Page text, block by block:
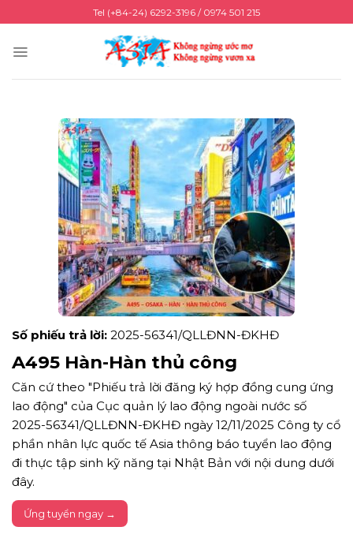
đến
nội
Tel (+84-24) 6292-3196 / 0974 501 215
Số phiếu trả lời: 2025-56341/QLLĐNN-ĐKHĐ
A495 Hàn-Hàn thủ công
Căn cứ theo "Phiếu trả lời đăng ký hợp đồng cung ứng
lao động" của Cục quản lý lao động ngoài nước số
2025-56341/QLLĐNN-ĐKHĐ ngày 12/11/2025 Công ty cổ
phần nhân lực quốc tế Asia thông báo tuyển lao động
đi thực tập sinh kỹ năng tại Nhật Bản với nội dung dưới
đây.
Ứng tuyển ngay →